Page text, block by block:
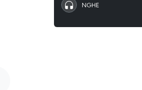
NGHE